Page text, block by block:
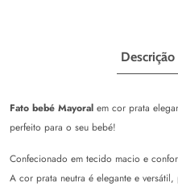
Fato bebé Mayoral em cor prata
perfeito para o seu bebé!
Confecionado em tecido macio e
A cor prata neutra é elegante e